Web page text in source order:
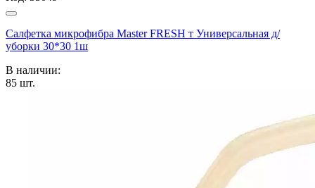
Салфетка микрофибра Master FRESH т Универсальная д/
уборки 30*30 1ш
В наличии:
85 шт.